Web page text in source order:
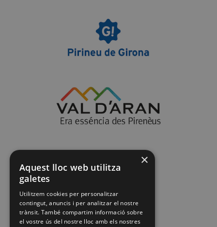
×
Aquest lloc web utilitza
galetes
Utilitzem cookies per personalitzar
contingut, anuncis i per analitzar el nostre
trànsit. També compartim informació sobre
el vostre ús del nostre lloc amb els nostres